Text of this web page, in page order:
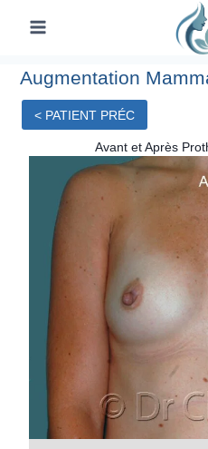
Augmentation
< PATIENT PRÉC
Avant et Après